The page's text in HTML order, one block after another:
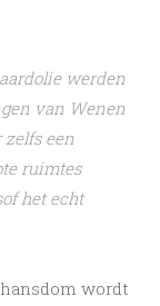
werden
van Wenen
zelfs een
ruimtes
het echt
wordt